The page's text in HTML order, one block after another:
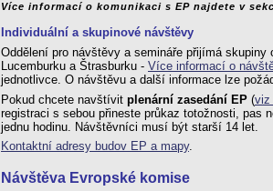
Více informací o komunikaci s EP najdete v
Individuální a skupinové návštěvy
Oddělení pro návštěvy a semináře přijímá
Lucemburku a Štrasburku - Více informací o
jednotlivce. O návštěvu a další informace lze
Pokud chcete navštívit plenární zasedání EP (viz
registraci s sebou přineste průkaz totožnosti, pas
jednu hodinu. Návštěvníci musí být starší 14 let.
Kontaktní adresy budov EP a mapy.
Návštěva Evropské komise